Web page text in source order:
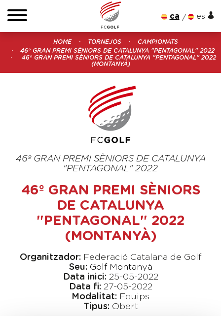
ca es
HOME TORNEJOS
CAMPIONATS
46º GRAN PREMI SÈNIORS DE CATALUNYA "PENTAGONAL" 2022
46º GRAN PREMI SÈNIORS DE CATALUNYA "PENTAGONAL" 2022
(MONTANYÀ)
46º GRAN PREMI SÈNIORS DE CATALUNYA
"PENTAGONAL" 2022
46º GRAN PREMI SÈNIORS
DE CATALUNYA
"PENTAGONAL" 2022
(MONTANYÀ)
Organitzador: Federació Catalana de Golf
Seu: Golf Montanyà
Data inici: 25-05-2022
Data fi: 27-05-2022
Modalitat: Equips
Tipus: Obert